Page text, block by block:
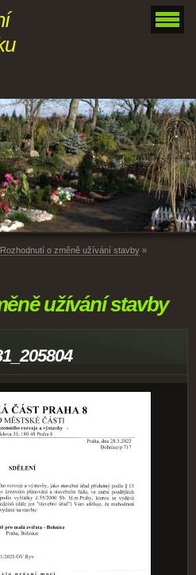
Rozhodnutí o změně užívání stavby »
užívání stavby